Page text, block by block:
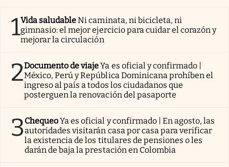
1Vida saludableNi caminata, ni bicicleta, ni
gimnasio: el mejor ejercicio para cuidar el corazón y
mejorar la circulación
2Documento de viajeYa es oficial y confirmado |
México, Perú y República Dominicana prohíben el
ingreso al país a todos los ciudadanos que
posterguen la renovación del pasaporte
3ChequeoYa es oficial y confirmado | En agosto, las
autoridades visitarán casa por casa para verificar
la existencia de los titulares de pensiones o les
darán de baja la prestación en Colombia